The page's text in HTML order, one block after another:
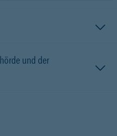
und der